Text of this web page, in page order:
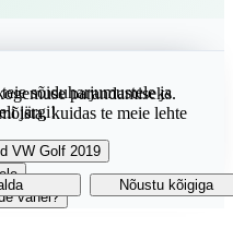
sõiduharjumustele ja
järgi!
VW Golf 2019
vahel?
parandamiseks.
kuidas te meie lehte
Nõustu kõigiga